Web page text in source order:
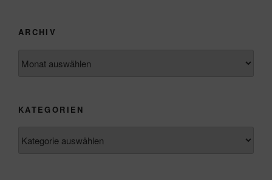
ARCHIV
KATEGORIEN